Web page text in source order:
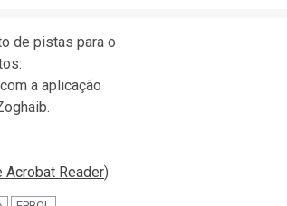
de pistas para o
a aplicação
Acrobat Reader)